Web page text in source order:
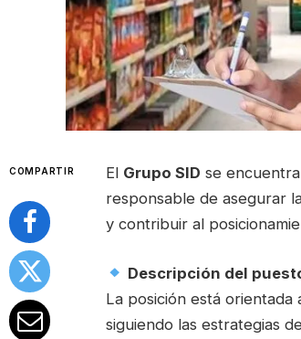
COMPARTIR El Grupo SID se
responsable de asegurar
y contribuir al
Descripción del
La posición está
siguiendo las estrategias